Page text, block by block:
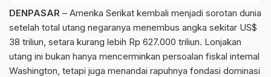
DENPASAR – Amerika Serikat kembali menjadi sorotan dunia
setelah total utang negaranya menembus angka sekitar US$
38 triliun, setara kurang lebih Rp 627.000 triliun. Lonjakan
utang ini bukan hanya mencerminkan persoalan fiskal internal
Washington, tetapi juga menandai rapuhnya fondasi dominasi